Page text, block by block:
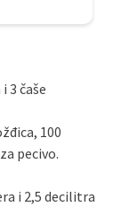
3 čaše
100
pecivo.
i 2,5 decilitra